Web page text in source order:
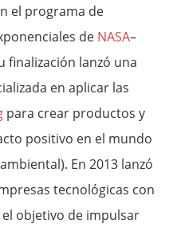
el programa de
de NASA–
finalización lanzó una
en aplicar las
para crear productos y
positivo en el mundo
En 2013 lanzó
tecnológicas con
el objetivo de impulsar